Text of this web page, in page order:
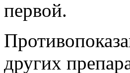
первой.
других